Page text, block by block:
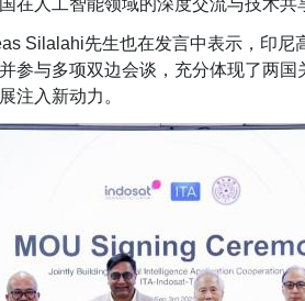
在人工智能领域的深度交流与技术共
Silalahi先生也在发言中表示，印尼
参与多项双边会谈，充分体现了两
注入新动力。